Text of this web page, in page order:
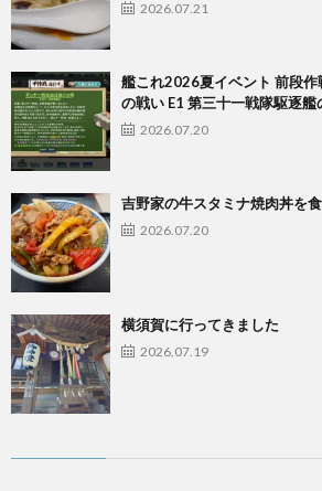
2026.07.21
艦これ2026夏イベント 前段
の戦い E1 第三十一戦隊駆逐
2026.07.20
吉野家の牛スタミナ焼肉丼を
2026.07.20
横須賀に行ってきました
2026.07.19